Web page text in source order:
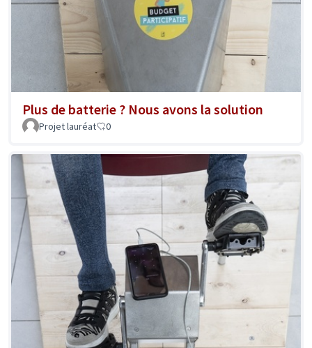
Plus de batterie ? Nous avons la solution
Projet lauréat 0